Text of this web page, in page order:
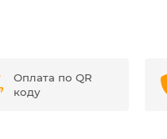
Оплата по QR
коду